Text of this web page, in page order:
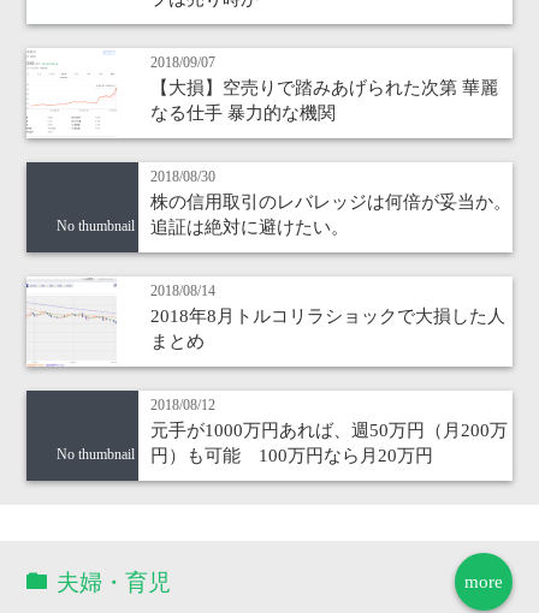
2018/09/07
【大損】空売りで踏みあげられた次第 華麗
なる仕手 暴力的な機関
No thumbnail
2018/08/30
株の信用取引のレバレッジは何倍が妥当か。
追証は絶対に避けたい。
2018/08/14
2018年8月トルコリラショックで大損した人
まとめ
No thumbnail
2018/08/12
元手が1000万円あれば、週50万円（月200万
円）も可能 100万円なら月20万円
more
夫婦・育児